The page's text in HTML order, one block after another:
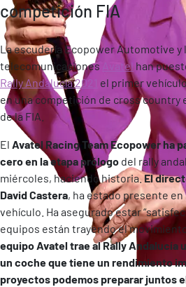
competición FIA
La escudería Ecopower Automotive y
telecomunicaciones
Avatel han
Rally Andalucía 2021
el primer
en una competición de cross country
de la FIA.
El Avatel Racing Team Ecopower ha
cero en la etapa prólogo del rally
miércoles, haciendo historia. El
David Castera, ha estado presente
vehículo. Ha asegurado estar
equipos están trayendo el
equipo Avatel trae al Rally Andalucía
un coche que tiene un rendimiento
proyectos podemos preparar juntos